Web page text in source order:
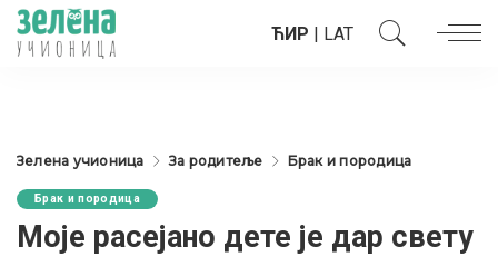
ЋИР | LAT
Зелена учионица За родитеље Брак и породица
Брак и породица
Моје расејано дете је дар свету